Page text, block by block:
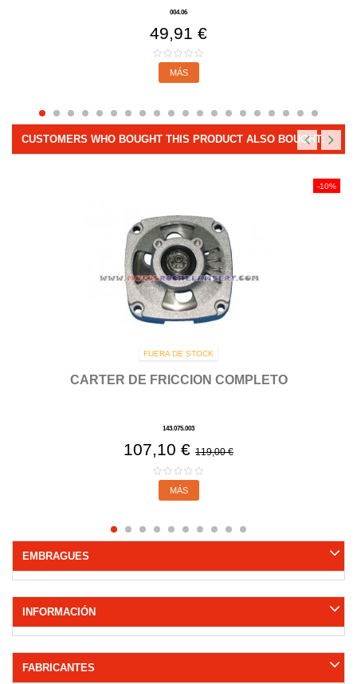
004.06
49,91 €
MÁS
CUSTOMERS WHO BOUGHT THIS PRODUCT ALSO BOUGHT:
-10%
FUERA DE STOCK
CARTER DE FRICCION COMPLETO
143.075.003
107,10 € 119,00 €
MÁS
EMBRAGUES
INFORMACIÓN
FABRICANTES